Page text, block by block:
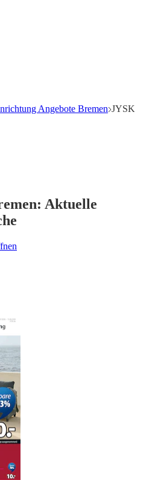
Angebote Bremen JYSK
Aktuelle